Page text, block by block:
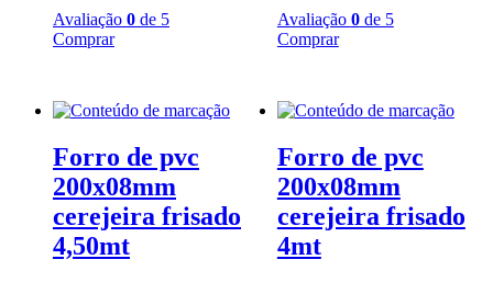
Avaliação 0 de 5
Comprar
Avaliação 0de 5
Comprar
Forro de pvc
200x08mm
cerejeira frisado
4,50mt
Forro de pvc
200x08mm
cerejeira frisado
4mt